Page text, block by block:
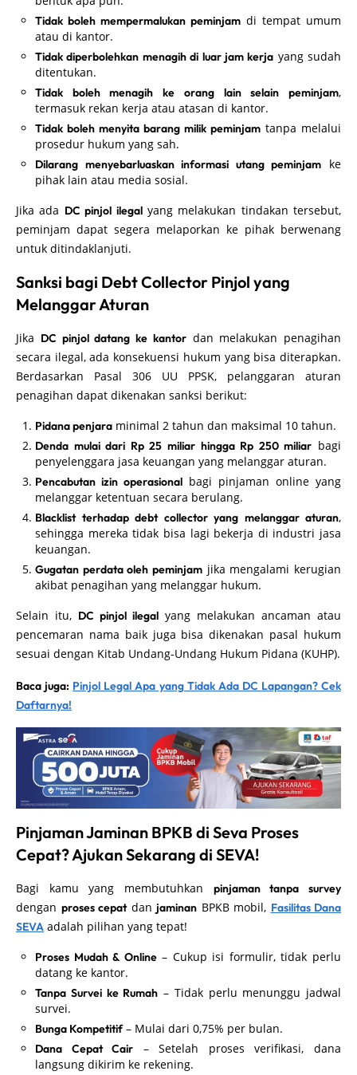
Tidak boleh mempermalukan peminjam di tempat umum
atau di kantor.
Tidak diperbolehkan menagih di luar jam kerja yang sudah
ditentukan.
Tidak boleh menagih ke orang lain selain peminjam,
termasuk rekan kerja atau atasan di kantor.
Tidak boleh menyita barang milik peminjam tanpa melalui
prosedur hukum yang sah.
Dilarang menyebarluaskan informasi utang peminjam ke
pihak lain atau media sosial.
Jika ada DC pinjol ilegalyang melakukan tindakan tersebut,
peminjam dapat segera melaporkan ke pihak berwenang
untuk ditindaklanjuti.
Sanksi bagi Debt Collector Pinjol yang
Melanggar Aturan
Jika DC pinjol datang ke kantordan melakukan penagihan
secara ilegal, ada konsekuensi hukum yang bisa diterapkan.
Berdasarkan Pasal 306 UU PPSK, pelanggaran aturan
penagihan dapat dikenakan sanksi berikut:
Pidana penjara minimal 2 tahun dan maksimal 10 tahun.
Denda mulai dari Rp 25 miliar hingga Rp 250 miliar bagi
penyelenggara jasa keuangan yang melanggar aturan.
Pencabutan izin operasional bagi pinjaman online yang
melanggar ketentuan secara berulang.
Blacklist terhadap debt collector yang melanggar aturan,
sehingga mereka tidak bisa lagi bekerja di industri jasa
keuangan.
Gugatan perdata oleh peminjam jika mengalami kerugian
akibat penagihan yang melanggar hukum.
Selain itu, DC pinjol ilegal yang melakukan ancaman atau
pencemaran nama baik juga bisa dikenakan pasal hukum
sesuai dengan Kitab Undang-Undang Hukum Pidana (KUHP).
Baca juga: Pinjol Legal Apa yang Tidak Ada DC Lapangan? Cek
Daftarnya!
Pinjaman Jaminan BPKB di Seva Proses
Cepat? Ajukan Sekarang di SEVA!
Bagi kamu yang membutuhkan pinjaman tanpa survey
dengan proses cepatdan jaminan BPKB mobil, Fasilitas Dana
SEVA adalah pilihan yang tepat!
Proses Mudah & Online– Cukup isi formulir, tidak perlu
datang ke kantor.
Tanpa Survei ke Rumah – Tidak perlu menunggu jadwal
survei.
Bunga Kompetitif– Mulai dari 0,75% per bulan.
Dana Cepat Cair – Setelah proses verifikasi, dana
langsung dikirim ke rekening.